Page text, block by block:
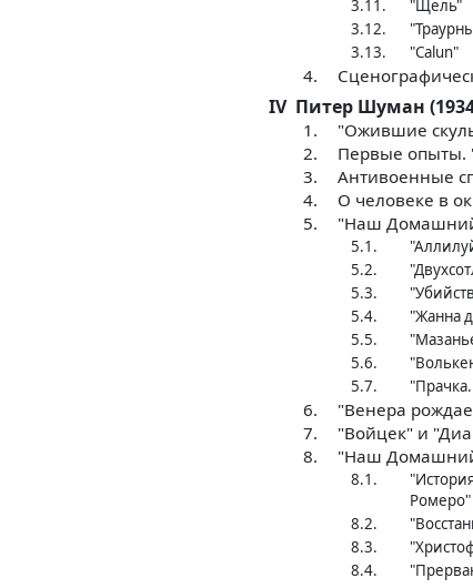
3.11.
"Щель"
3.12.
3.13.
"Calun"
4.
IV Питер Шуман
1.
"Ожившие
2.
Первые опыты.
3.
Антивоенные
4.
О человеке в
5.
"Наш Домашний
5.1.
5.2.
5.3.
5.4.
"Жанна
5.5.
5.6.
5.7.
6.
"Венера
7.
"Войцек" и
8.
"Наш Домашний
8.1.
Ромеро"
8.2.
8.3.
8.4.